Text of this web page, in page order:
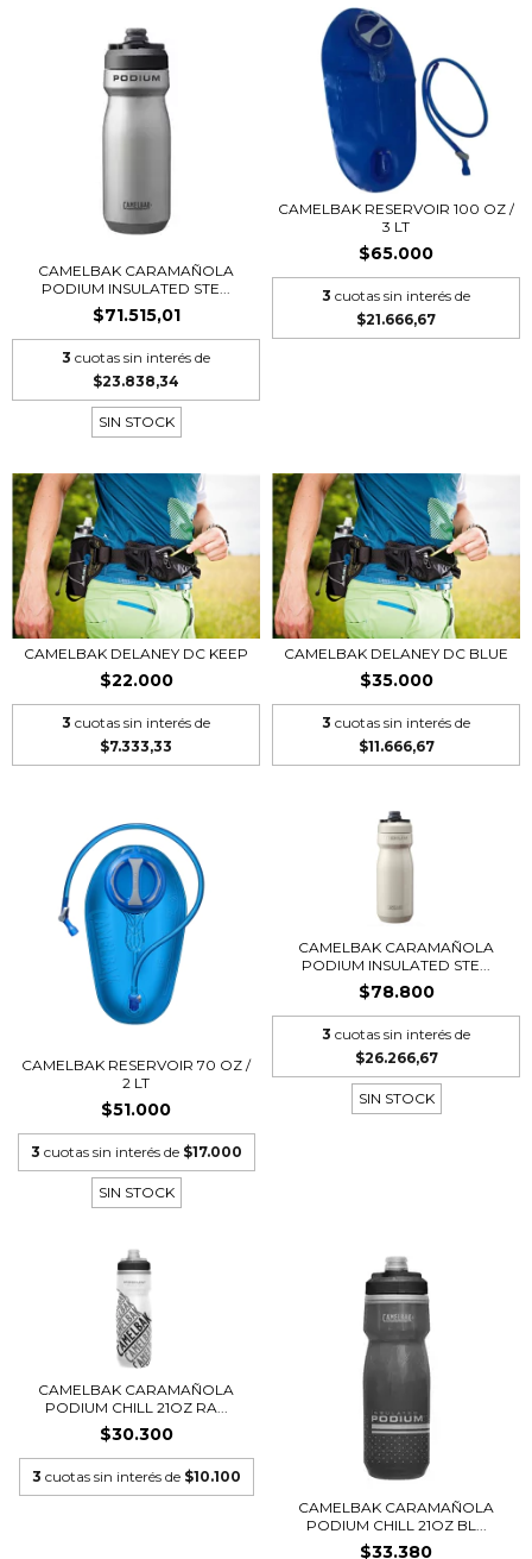
CAMELBAK CARAMAÑOLA
PODIUM INSULATED STE...
$71.515,01
3 cuotas sin interés de
$23.838,34
SIN STOCK
CAMELBAK RESERVOIR 100 OZ /
3 LT
$65.000
3 cuotas sin interés de
$21.666,67
CAMELBAK DELANEY DC KEEP
$22.000
3 cuotas sin interés de
$7.333,33
CAMELBAK DELANEY DC BLUE
$35.000
3 cuotas sin interés de
$11.666,67
CAMELBAK RESERVOIR 70 OZ /
2 LT
$51.000
3 cuotas sin interés de $17.000
SIN STOCK
CAMELBAK CARAMAÑOLA
PODIUM INSULATED STE...
$78.800
3 cuotas sin interés de
$26.266,67
SIN STOCK
CAMELBAK CARAMAÑOLA
PODIUM CHILL 21OZ RA...
$30.300
3 cuotas sin interés de $10.100
CAMELBAK CARAMAÑOLA
PODIUM CHILL 21OZ BL...
$33.380